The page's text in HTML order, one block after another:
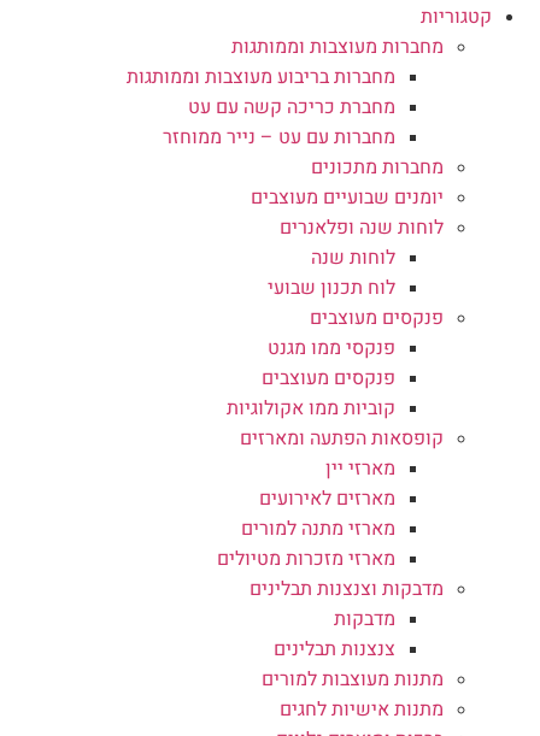
קטגוריות
מחברות מעוצבות וממותגות
מחברות בריבוע מעוצבות וממותגות
מחברת כריכה קשה עם עט
מחברות עם עט – נייר ממוחזר
מחברות מתכונים
יומנים שבועיים מעוצבים
לוחות שנה ופלאנרים
לוחות שנה
לוח תכנון שבועי
פנקסים מעוצבים
פנקסי ממו מגנט
פנקסים מעוצבים
קוביות ממו אקולוגיות
קופסאות הפתעה ומארזים
מארזי יין
מארזים לאירועים
מארזי מתנה למורים
מארזי מזכרות מטיולים
מדבקות וצנצנות תבלינים
מדבקות
צנצנות תבלינים
מתנות מעוצבות למורים
מתנות אישיות לחגים